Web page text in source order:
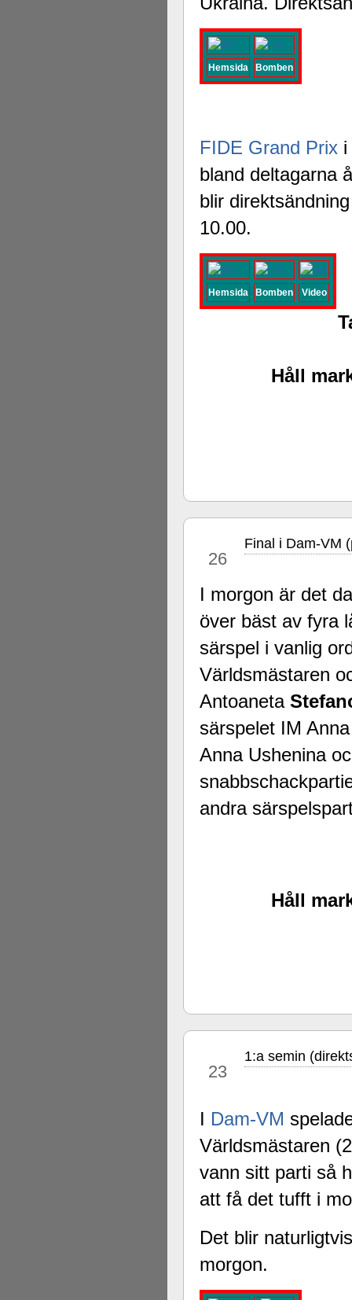
Hemsida Bomben
FIDE Grand Prix i
bland deltagarna
blir
10.00.
Hemsida Bomben Video
Håll
26
Final i Dam-VM
I morgon är det
över bäst av fyra
särspel i vanlig
Världsmästaren
Antoaneta
särspelet IM
Anna Ushenina
andra
Håll
23
1:a semin
I Dam-VM
Världsmästaren
vann sitt parti så
att få det tufft i
Det blir
morgon.